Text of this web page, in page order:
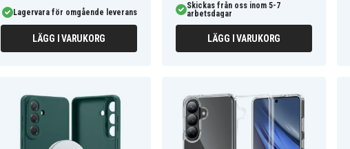
Lagervara för omgående leverans
LÄGG I VARUKORG
Skickas från oss inom 5-7
arbetsdagar
LÄGG I VARUKORG